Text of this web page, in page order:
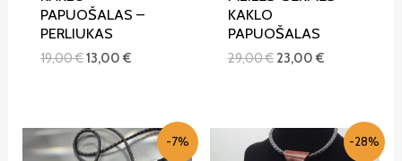
PAPUOŠALAS –
PERLIUKAS
19,00€13,00€
KAKLO
PAPUOŠALAS
29,00€ 23,00€
-7% -28%